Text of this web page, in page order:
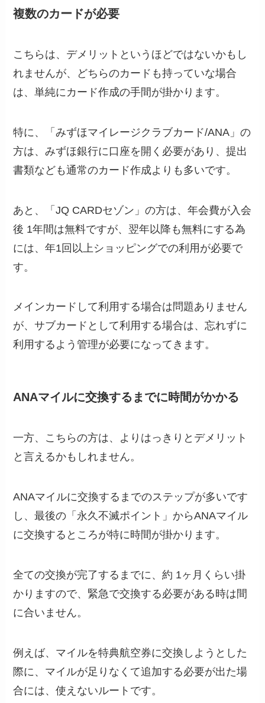
複数のカードが必要
こちらは、デメリットというほどではないかもし
れませんが、どちらのカードも持っていな場合
は、単純にカード作成の手間が掛かります。
特に、「みずほマイレージクラブカード/ANA」の
方は、みずほ銀行に口座を開く必要があり、提出
書類なども通常のカード作成よりも多いです。
あと、「JQ CARDセゾン」の方は、年会費が入会
後 1年間は無料ですが、翌年以降も無料にする為
には、年1回以上ショッピングでの利用が必要で
す。
メインカードして利用する場合は問題ありません
が、サブカードとして利用する場合は、忘れずに
利用するよう管理が必要になってきます。
ANAマイルに交換するまでに時間がかかる
一方、こちらの方は、よりはっきりとデメリット
と言えるかもしれません。
ANAマイルに交換するまでのステップが多いです
し、最後の「永久不滅ポイント」からANAマイル
に交換するところが特に時間が掛かります。
全ての交換が完了するまでに、約 1ヶ月くらい掛
かりますので、緊急で交換する必要がある時は間
に合いません。
例えば、マイルを特典航空券に交換しようとした
際に、マイルが足りなくて追加する必要が出た場
合には、使えないルートです。